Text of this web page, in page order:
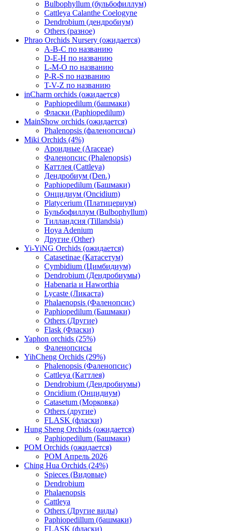
Bulbophyllum (бульбофиллум)
Cattleya Calanthe Coelogyne
Dendrobium (дендробиум)
Others (разное)
Phrao Orchids Nursery (ожидается)
A-B-C по названию
D-E-H по названию
L-M-O по названию
P-R-S по названию
T-V-Z по названию
inCharm orchids (ожидается)
Paphiopedilum (башмаки)
Фласки (Paphiopedilum)
MainShow orchids (ожидается)
Phalenopsis (фаленопсисы)
Miki Orchids (4%)
Ароидные (Araceae)
Фаленопсис (Phalenopsis)
Каттлея (Cattleya)
Дендробиум (Den.)
Paphiopedilum (Башмаки)
Онцидиум (Oncidium)
Platycerium (Платицериум)
Бульбофиллум (Bulbophyllum)
Тилландсия (Tillandsia)
Hoya Adenium
Другие (Other)
Yi-YiNG Orchids (ожидается)
Catasetinae (Катасетум)
Cymbidium (Цимбидиум)
Dendrobium (Дендробиумы)
Habenaria и Haworthia
Lycaste (Ликаста)
Phalaenopsis (Фаленопсис)
Paphiopedilum (Башмаки)
Others (Другие)
Flask (Фласки)
Yaphon orchids (25%)
Фаленопсисы
YihCheng Orchids (29%)
Phalenopsis (Фаленопсис)
Cattleya (Каттлея)
Dendrobium (Дендробиумы)
Oncidium (Онцидиум)
Catasetum (Морковка)
Others (другие)
FLASK (фласки)
Hung Sheng Orchids (ожидается)
Paphiopedilum (Башмаки)
POM Orchids (ожидается)
POM Апрель 2026
Ching Hua Orchids (24%)
Spieces (Видовые)
Dendrobium
Phalaenopsis
Cattleya
Others (Другие виды)
Paphiopedillum (башмаки)
FLASK (фласки)